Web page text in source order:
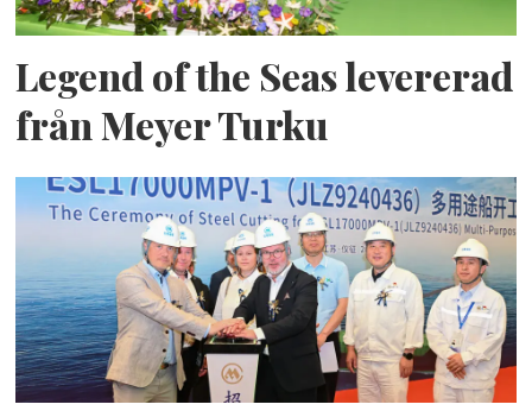
Legend of the Seas levererad
från Meyer Turku